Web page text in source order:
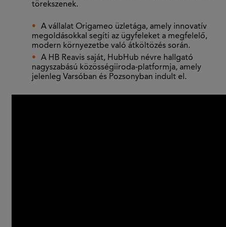
törekszenek.
A vállalat Origameo üzletága, amely innovatív
megoldásokkal segíti az ügyfeleket a megfelelő,
modern környezetbe való átköltözés során.
A HB Reavis saját, HubHub névre hallgató
nagyszabású közösségiiroda-platformja, amely
jelenleg Varsóban és Pozsonyban indult el.